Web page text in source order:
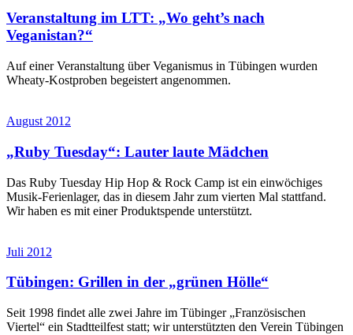
Veranstaltung im LTT: „Wo geht’s nach
Veganistan?“
Auf einer Veranstaltung über Veganismus in Tübingen wurden
Wheaty-Kostproben begeistert angenommen.
August 2012
„Ruby Tuesday“: Lauter laute Mädchen
Das Ruby Tuesday Hip Hop & Rock Camp ist ein einwöchiges
Musik-Ferienlager, das in diesem Jahr zum vierten Mal stattfand.
Wir haben es mit einer Produktspende unterstützt.
Juli 2012
Tübingen: Grillen in der „grünen Hölle“
Seit 1998 findet alle zwei Jahre im Tübinger „Französischen
Viertel“ ein Stadtteilfest statt; wir unterstützten den Verein Tübingen